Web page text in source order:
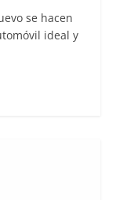
se hacen
ideal y